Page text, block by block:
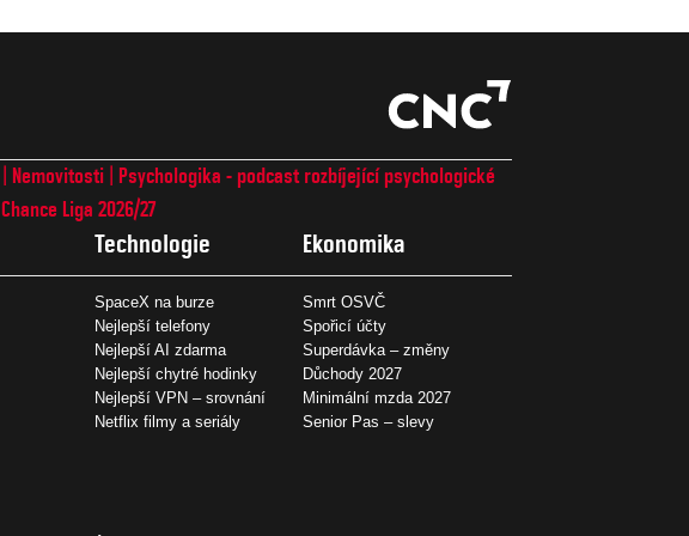
Nemovitosti
Psychologika - podcast rozbíjející psychologické
Chance Liga 2026/27
Technologie
SpaceX na burze
Nejlepší telefony
Nejlepší AI zdarma
Nejlepší chytré hodinky
Nejlepší VPN – srovnání
Netflix filmy a seriály
Ekonomika
Smrt OSVČ
Spořicí účty
Superdávka – změny
Důchody 2027
Minimální mzda 2027
Senior Pas – slevy